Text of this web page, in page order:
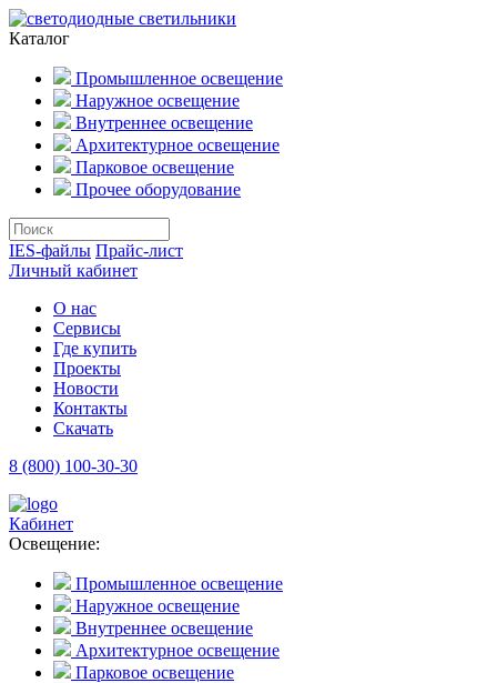
Каталог
Промышленное освещение
Наружное освещение
Внутреннее освещение
Архитектурное освещение
Парковое освещение
Прочее оборудование
IES-файлы Прайс-лист
Личный кабинет
О нас
Сервисы
Где купить
Проекты
Новости
Контакты
Скачать
8 (800) 100-30-30
Кабинет
Освещение:
Промышленное освещение
Наружное освещение
Внутреннее освещение
Архитектурное освещение
Парковое освещение